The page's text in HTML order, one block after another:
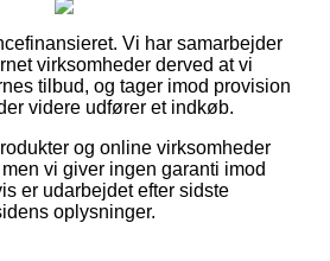
Vi har samarbejder
virksomheder derved at vi
tilbud, og tager imod provision
videre udfører et indkøb.
og online virksomheder
vi giver ingen garanti imod
er udarbejdet efter sidste
oplysninger.